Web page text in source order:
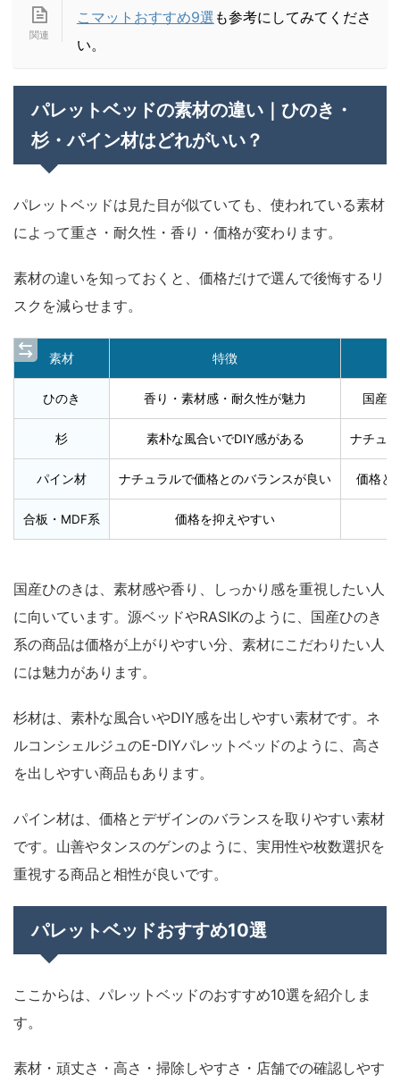
こマットおすすめ9選 も参考にしてみてくださ
い。
パレットベッドの素材の違い｜ひのき・
杉・パイン材はどれがいい？
パレットベッドは見た目が似ていても、使われている素材
によって重さ・耐久性・香り・価格が変わります。
素材の違いを知っておくと、価格だけで選んで後悔するリ
スクを減らせます。
素材 特徴
ひのき 香り・素材感・耐久性が魅力 国産
杉 素朴な風合いでDIY感がある ナチュ
パイン材 ナチュラルで価格とのバランスが良い 価格と
合板・MDF系 価格を抑えやすい
国産ひのきは、素材感や香り、しっかり感を重視したい人
に向いています。源ベッドやRASIKのように、国産ひのき
系の商品は価格が上がりやすい分、素材にこだわりたい人
には魅力があります。
杉材は、素朴な風合いやDIY感を出しやすい素材です。ネ
ルコンシェルジュのE-DIYパレットベッドのように、高さ
を出しやすい商品もあります。
パイン材は、価格とデザインのバランスを取りやすい素材
です。山善やタンスのゲンのように、実用性や枚数選択を
重視する商品と相性が良いです。
パレットベッドおすすめ10選
ここからは、パレットベッドのおすすめ10選を紹介しま
す。
素材・頑丈さ・高さ・掃除しやすさ・店舗での確認しやす